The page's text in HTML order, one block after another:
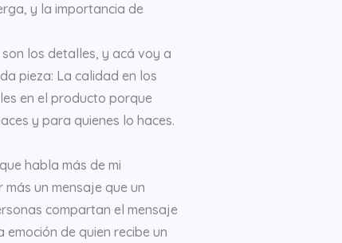
y la importancia de
los detalles, y acá voy a
pieza: La calidad en los
en el producto porque
y para quienes lo haces.
habla más de mi
un mensaje que un
compartan el mensaje
de quien recibe un